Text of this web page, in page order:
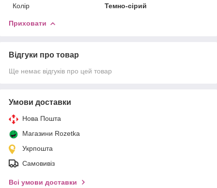
Колір
Темно-сірий
Приховати
Відгуки про товар
Ще немає відгуків про цей товар
Умови доставки
Нова Пошта
Магазини Rozetka
Укрпошта
Самовивіз
Всі умови доставки